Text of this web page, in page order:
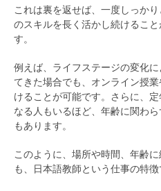
これは裏を返せば、一度しっか
のスキルを長く活かし続けるこ
す。
例えば、ライフステージの変化
てきた場合でも、オンライン授
けることが可能です。さらに、
なる人もいるほど、年齢に関わ
もあります。
このように、場所や時間、年齢
も、日本語教師という仕事の特徴